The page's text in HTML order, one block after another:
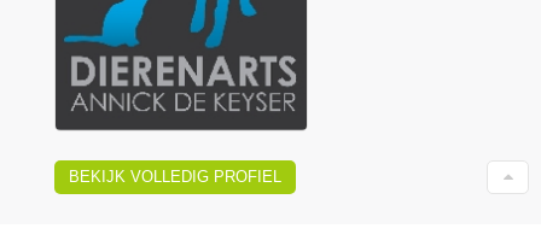
BEKIJK VOLLEDIG PROFIEL